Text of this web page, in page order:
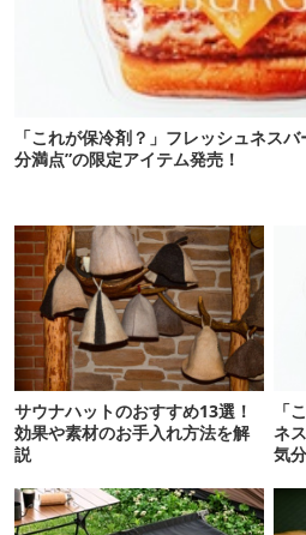
「これが保冷剤？」フレッシュネス
分満点”の限定アイテム発売！
サウナハットのおすすめ13選！
効果や素材のお手入れ方法を解
説
「
ネ
気